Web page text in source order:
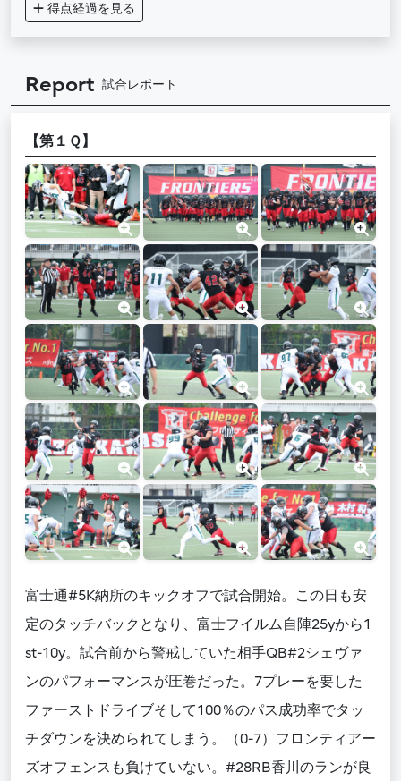
得点経過を見る
Report 試合レポート
【第１Ｑ】
富士通#5K納所のキックオフで試合開始。この日も安
定のタッチバックとなり、富士フイルム自陣25yから1
st-10y。試合前から警戒していた相手QB#2シェヴァ
ンのパフォーマンスが圧巻だった。7プレーを要した
ファーストドライブそして100％のパス成功率でタッ
チダウンを決められてしまう。（0-7）フロンティアー
ズオフェンスも負けていない。#28RB香川のランが良